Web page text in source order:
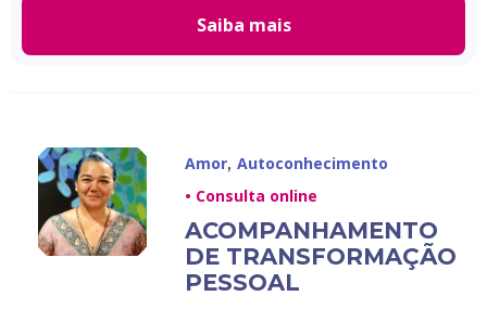
Saiba mais
Amor, Autoconhecimento
• Consulta online
ACOMPANHAMENTO
DE TRANSFORMAÇÃO
PESSOAL